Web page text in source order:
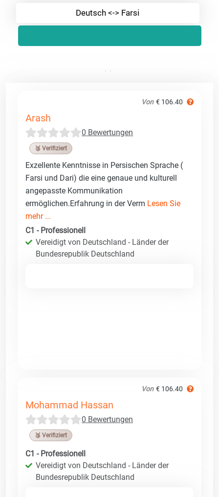
Deutsch <-> Farsi
Von € 106.40
Arash
0 Bewertungen
🥉 Verifiziert
Exzellente Kenntnisse in Persischen Sprache (
Farsi und Dari) die eine genaue und kulturell
angepasste Kommunikation
ermöglichen.Erfahrung in der Verm Lesen Sie
mehr ...
C1 - Professionell
Vereidigt von Deutschland - Länder der
Bundesrepublik Deutschland
Von € 106.40
Mohammad Hassan
0 Bewertungen
🥉 Verifiziert
C1 - Professionell
Vereidigt von Deutschland - Länder der
Bundesrepublik Deutschland